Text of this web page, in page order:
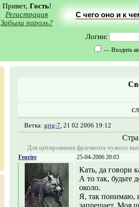
Привет, Гость!
Регистрация
Забыли пароль?
С чего оно и к
Логин:
— Входить
Ветка: grig-7, 21 02 2006 19:12
Для цитирования фрагмента чужого
Fenrire 25-04-2006 20:03
Кать, да говори
А то так, будьте
около.
Я, так понимаю,
запрещает. Моя